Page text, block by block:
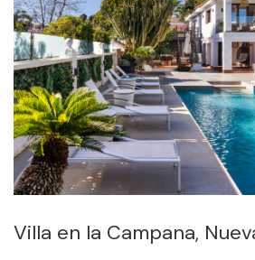
Villa en la Campana,